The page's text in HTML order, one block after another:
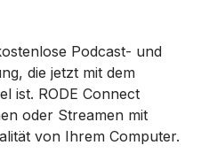
Podcast- und
die jetzt mit dem
ist. RODE Connect
oder Streamen mit
von Ihrem Computer.